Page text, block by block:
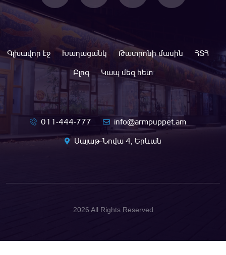
Գլխավոր էջ Խաղացանկ Թատրոնի մասին
ՀՏՀ
Բլոգ
Կապ մեզ հետ
011-444-777
info@armpuppet.am
Սայաթ-Նովա 4, Երևան
2026 All Rights Reserved